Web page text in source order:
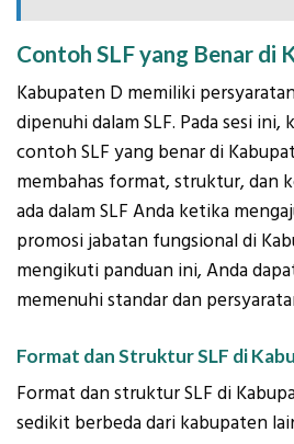
Contoh SLF yang Benar di
Kabupaten D memiliki
dipenuhi dalam SLF. Pada sesi
contoh SLF yang benar di
membahas format, struktur, dan
ada dalam SLF Anda ketika
promosi jabatan fungsional di
mengikuti panduan ini, Anda
memenuhi standar dan
Format dan Struktur SLF di
Format dan struktur SLF di
sedikit berbeda dari kabupaten